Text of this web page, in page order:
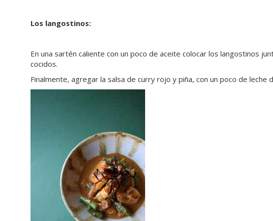
Los langostinos:
En una sartén caliente con un poco de aceite colocar los langostinos
cocidos.
Finalmente, agregar la salsa de curry rojo y piña, con un poco de leche